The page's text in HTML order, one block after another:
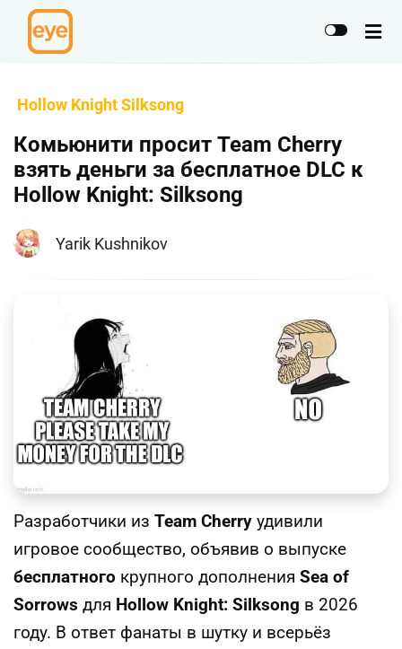
Hollow Knight Silksong
Комьюнити просит Team Cherry
взять деньги за бесплатное DLC к
Hollow Knight: Silksong
Yarik Kushnikov
Разработчики из Team Cherry удивили
игровое сообщество, объявив о выпуске
бесплатного крупного дополнения Sea of
Sorrows для Hollow Knight: Silksong в 2026
году. В ответ фанаты в шутку и всерьёз